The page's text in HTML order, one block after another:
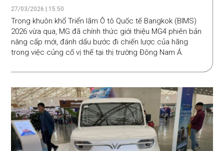
và tầm vận hành nhưng giá rẻ bất ngờ từ 549 triệu
đồng
27/03/2026 | 15:50
Trong khuôn khổ Triển lãm Ô tô Quốc tế Bangkok (BIMS)
2026 vừa qua, MG đã chính thức giới thiệu MG4 phiên bản
nâng cấp mới, đánh dấu bước đi chiến lược của hãng
trong việc củng cố vị thế tại thị trường Đông Nam Á.